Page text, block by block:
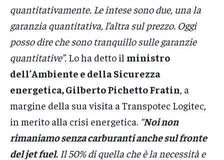
quantitativamente. Le intese sono due, una la
garanzia quantitativa, l’altra sul prezzo. Oggi
posso dire che sono tranquillo sulle garanzie
quantitative”. Lo ha detto il ministro
dell’Ambiente e della Sicurezza
energetica, Gilberto Pichetto Fratin , a
margine della sua visita a Transpotec Logitec,
in merito alla crisi energetica. “Noi non
rimaniamo senza carburanti anche sul fronte
del jet fuel. Il 50% di quella che è la necessità e